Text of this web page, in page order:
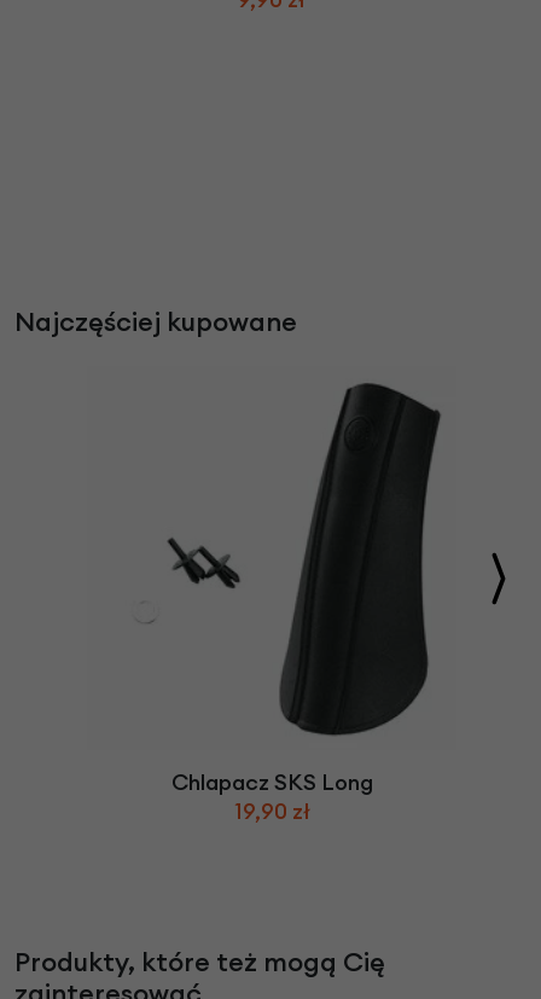
Najczęściej kupowane
Chlapacz SKS Long
19,90 zł
Produkty, które też mogą Cię